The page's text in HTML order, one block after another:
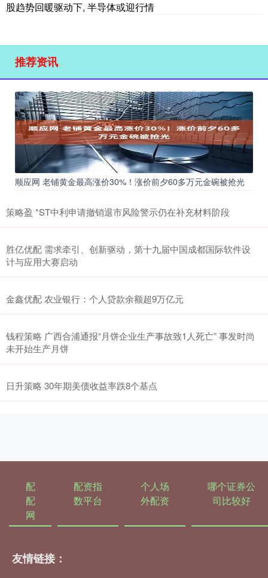
股趋势回暖驱动下, 半导体或迎行情
推荐资讯
顺应网 老铺黄金最高涨价30%！涨价前夕60多万元金碗被抢光
策略盈 *ST中利申请撤销退市风险警示仍在补充材料阶段
胜亿优配 需求牵引、创新驱动，第十九届中国成都国际软件设
计与应用大赛启动
金鑫优配 农业银行：个人贷款余额超9万亿元
钱程策略 广西合浦通报“月饼企业生产事故致1人死亡” 事发时尚
未开始生产月饼
日升策略 30年期美债收益率跌8个基点
配
配
网
配资指
数平台
个人场
外配资
哪个证券公
司比较好
友情链接：